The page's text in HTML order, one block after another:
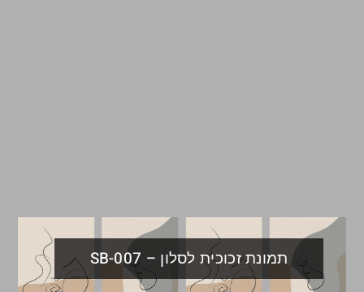
תמונת זכוכית לסלון – SB-007